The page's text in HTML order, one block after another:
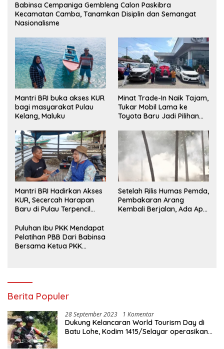
Babinsa Cempaniga Gembleng Calon Paskibra
Kecamatan Camba, Tanamkan Disiplin dan Semangat
Nasionalisme
Mantri BRI buka akses KUR
bagi masyarakat Pulau
Kelang, Maluku
Minat Trade-In Naik Tajam,
Tukar Mobil Lama ke
Toyota Baru Jadi Pilihan
Mantri BRI Hadirkan Akses
KUR, Secercah Harapan
Baru di Pulau Terpencil
Setelah Rilis Humas Pemda,
Pembakaran Arang
Kembali Berjalan, Ada Apa
Puluhan Ibu PKK Mendapat
Pelatihan PBB Dari Babinsa
Bersama Ketua PKK
Berita Populer
28 September 2023 1 Komentar
Dukung Kelancaran World Tourism Day di
Batu Lohe, Kodim 1415/Selayar operasikan